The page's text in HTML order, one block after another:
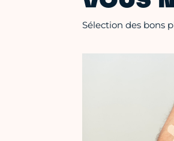
Sélection des bons